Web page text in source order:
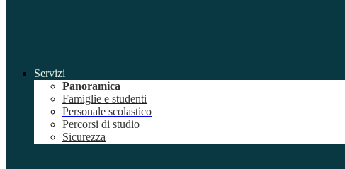
Servizi
Panoramica
Famiglie e studenti
Personale scolastico
Percorsi di studio
Sicurezza